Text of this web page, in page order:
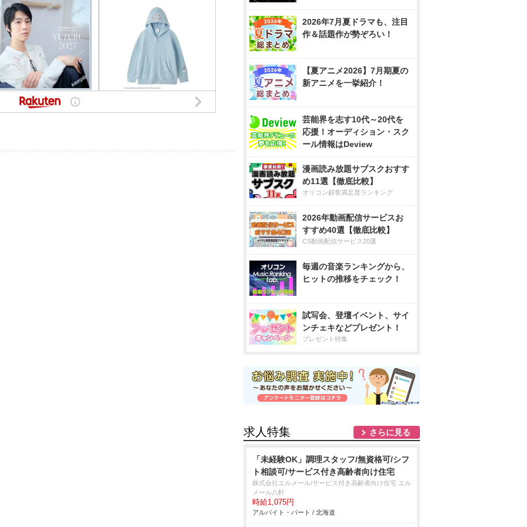
2026年7月夏ドラマも、注目
作＆話題作が勢ぞろい！
【夏アニメ2026】7月期夏の
新アニメを一挙紹介！
芸能界を志す10代～20代を
応援！オーディション・スク
ール情報はDeview
漫画読み放題サブスクおすす
め11選【徹底比較】
オリコン顧客満足度ランキング
2026年動画配信サービスお
すすめ40選【徹底比較】
CS動画配信サービス20選
毎週の音楽ランキングから、
ヒットの推移をチェック！
試写会、登壇イベント、サイ
ンチェキなどプレゼント！
プレゼント特集
求人特集 さらに見る
「未経験OK」調理スタッフ/無資格可/シフ
ト相談可/サービス付き高齢者向け住宅
株式会社エルメール/サービス付き高齢者向け住宅 エル
メール八軒
時給1,075円
アルバイト・パート / 北海道